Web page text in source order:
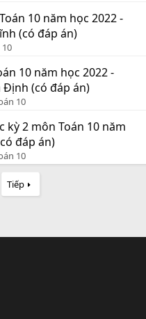
10 năm học 2022 -
(có đáp án)
10 năm học 2022 -
Định (có đáp án)
10
2 môn Toán 10 năm
đáp án)
10
Tiếp